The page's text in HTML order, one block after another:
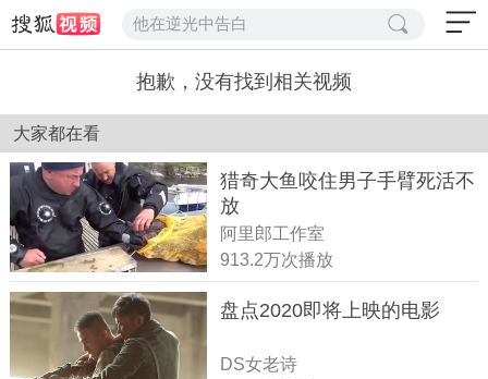
他在逆光中告白
抱歉，没有找到相关视频
大家都在看
猎奇大鱼咬住男子手臂死活不
放
阿里郎工作室
913.2万次播放
盘点2020即将上映的电影
DS女老诗